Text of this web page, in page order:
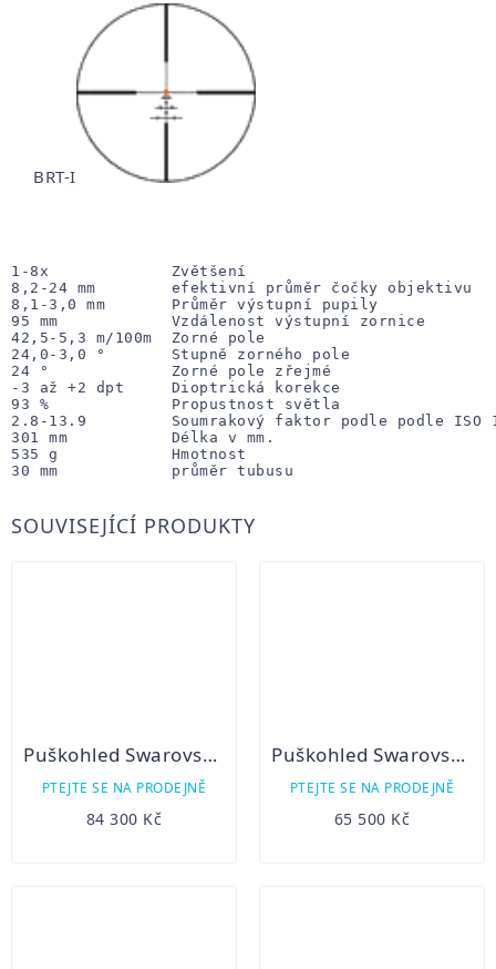
BRT-I
1-8x             Zvětšení
8,2-24 mm        efektivní průměr čočky objektivu
8,1-3,0 mm       Průměr výstupní pupily
95 mm            Vzdálenost výstupní zornice
42,5-5,3 m/100m  Zorné pole
24,0-3,0 °       Stupně zorného pole
24 °             Zorné pole zřejmé
-3 až +2 dpt     Dioptrická korekce
93 %             Propustnost světla
2.8-13.9         Soumrakový faktor podle podle ISO
301 mm           Délka v mm.
535 g            Hmotnost
30 mm            průměr tubusu
SOUVISEJÍCÍ PRODUKTY
Puškohled Swarovski Z8i 2,3-18x56 P L
PTEJTE SE NA PRODEJNĚ
84 300 Kč
Puškohled Swarovski Z6i 2,5-15x44 P BT
PTEJTE SE NA PRODEJNĚ
65 500 Kč